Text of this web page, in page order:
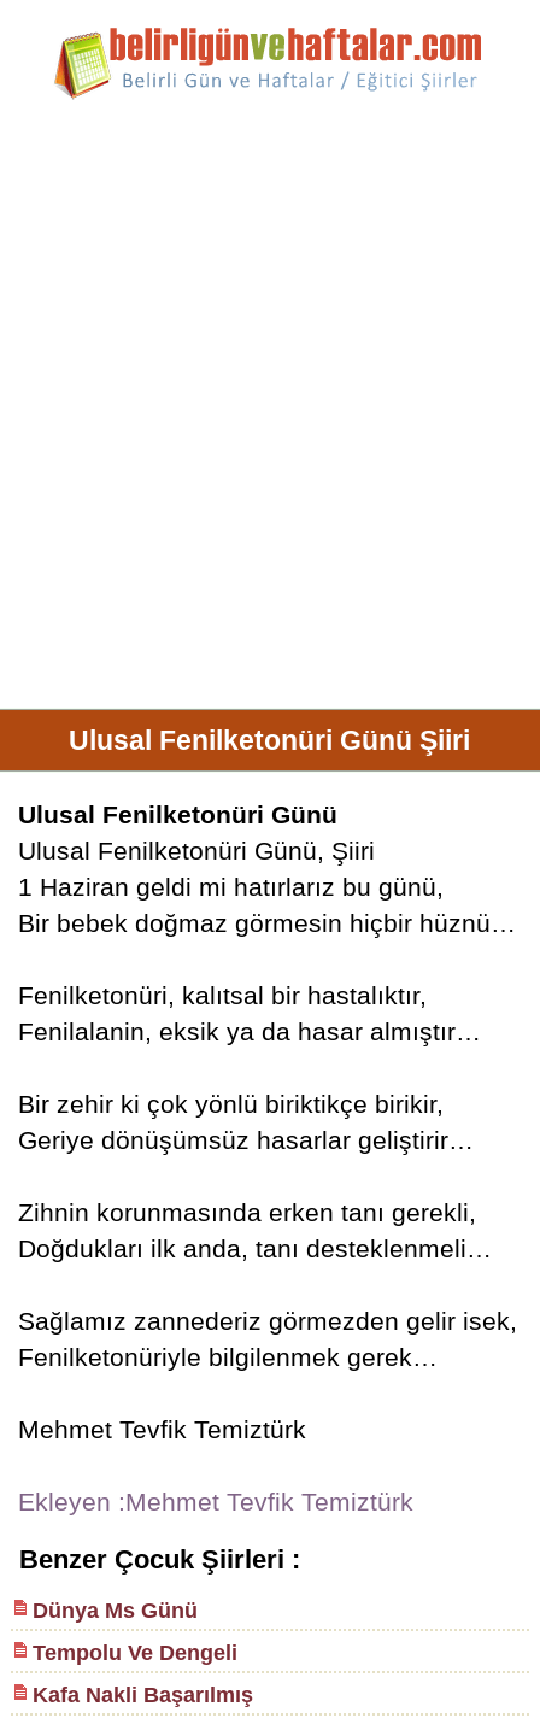
Ulusal Fenilketonüri Günü Şiiri
Ulusal Fenilketonüri Günü
Ulusal Fenilketonüri Günü, Şiiri
1 Haziran geldi mi hatırlarız bu günü,
Bir bebek doğmaz görmesin hiçbir hüznü…
Fenilketonüri, kalıtsal bir hastalıktır,
Fenilalanin, eksik ya da hasar almıştır…
Bir zehir ki çok yönlü biriktikçe birikir,
Geriye dönüşümsüz hasarlar geliştirir…
Zihnin korunmasında erken tanı gerekli,
Doğdukları ilk anda, tanı desteklenmeli…
Sağlamız zannederiz görmezden gelir isek,
Fenilketonüriyle bilgilenmek gerek…
Mehmet Tevfik Temiztürk
Ekleyen :Mehmet Tevfik Temiztürk
Benzer Çocuk Şiirleri :
Dünya Ms Günü
Tempolu Ve Dengeli
Kafa Nakli Başarılmış